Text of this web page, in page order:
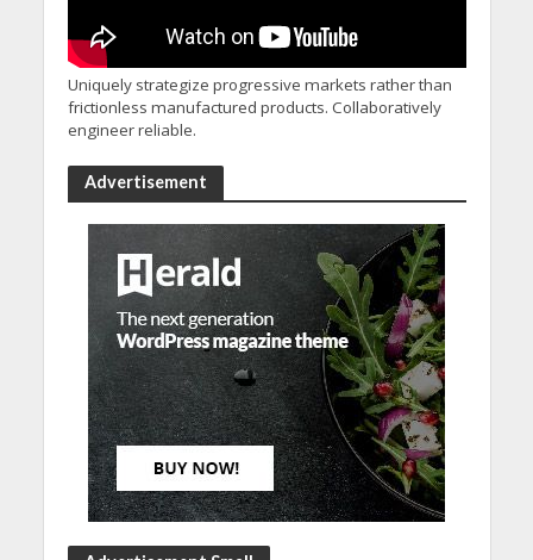
Uniquely strategize progressive markets rather than
frictionless manufactured products. Collaboratively
engineer reliable.
Advertisement